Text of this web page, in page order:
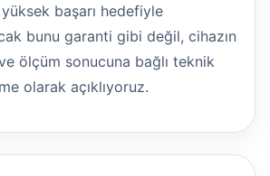
başarı hedefiyle
bunu garanti gibi değil, cihazın
ölçüm sonucuna bağlı teknik
olarak açıklıyoruz.